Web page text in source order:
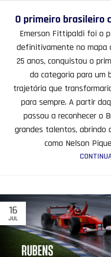
O primeiro brasileiro
Emerson Fittipaldi foi o
definitivamente no mapa
25 anos, conquistou o
da categoria para um
trajetória que
para sempre. A partir
passou a reconhecer o
grandes talentos, abrindo
como Nelson
16
JUL